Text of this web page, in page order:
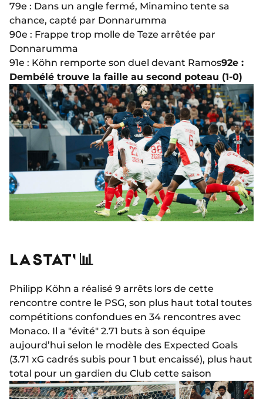
79e : Dans un angle fermé, Minamino tente sa
chance, capté par Donnarumma
90e : Frappe trop molle de Teze arrêtée par
Donnarumma
91e : Köhn remporte son duel devant Ramos92e :
Dembélé trouve la faille au second poteau (1-0)
LA STAT' 📊
Philipp Köhn a réalisé 9 arrêts lors de cette
rencontre contre le PSG, son plus haut total toutes
compétitions confondues en 34 rencontres avec
Monaco. Il a "évité" 2.71 buts à son équipe
aujourd’hui selon le modèle des Expected Goals
(3.71 xG cadrés subis pour 1 but encaissé), plus haut
total pour un gardien du Club cette saison